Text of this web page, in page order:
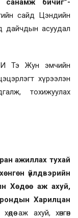
бичиг”-
сайд Цэндийн
дайчдын асуудал
И Тэ Жун эмчийн
хүрээлэн
тохижуулах
ажиллах тухай
үйлдвэрийн
Хөдөө аж ахуй,
Харилцан
аж ахуй, хөнгөн